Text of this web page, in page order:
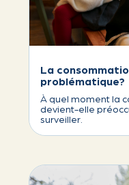
La
problématique?
À quel moment la
devient-elle
surveiller.